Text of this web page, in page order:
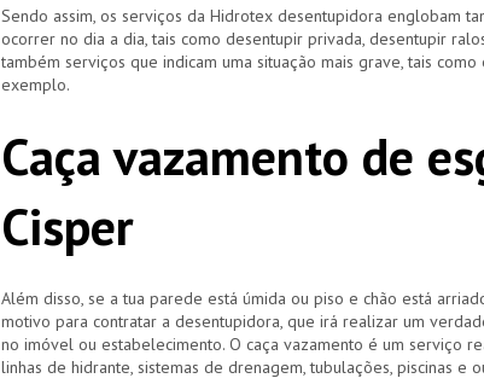
Sendo assim, os serviços da Hidrotex desentupidora englobam
ocorrer no dia a dia, tais como desentupir privada, desentupir
também serviços que indicam uma situação mais grave, tais
exemplo.
Caça vazamento de
Cisper
Além disso, se a tua parede está úmida ou piso e chão está
motivo para contratar a desentupidora, que irá realizar um
no imóvel ou estabelecimento. O caça vazamento é um serviço
linhas de hidrante, sistemas de drenagem, tubulações, piscinas e